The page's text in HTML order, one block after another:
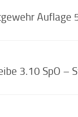
Auflage
3.10 SpO –